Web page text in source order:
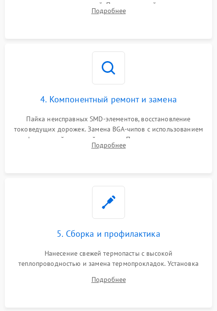
дежурных напряжений. Проверка цепей питания,
мультиконтроллера, процессора и видеочипа.
Подробнее
4. Компонентный ремонт и замена
Пайка неисправных SMD-элементов, восстановление
токоведущих дорожек. Замена BGA-чипов с использованием
инфракрасной паяльной станции. Прошивка микросхемы
BIOS или замена поврежденных портов USB
Подробнее
5. Сборка и профилактика
Нанесение свежей термопасты с высокой
теплопроводностью и замена термопрокладок. Установка
шлейфов, модулей памяти и накопителей. Предварительная
Подробнее